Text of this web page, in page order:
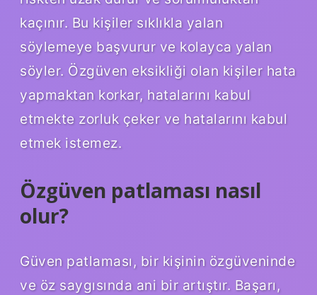
kaçınır. Bu kişiler sıklıkla yalan
söylemeye başvurur ve kolayca yalan
söyler. Özgüven eksikliği olan kişiler hata
yapmaktan korkar, hatalarını kabul
etmekte zorluk çeker ve hatalarını kabul
etmek istemez.
Özgüven patlaması nasıl
olur?
Güven patlaması, bir kişinin özgüveninde
ve öz saygısında ani bir artıştır. Başarı,